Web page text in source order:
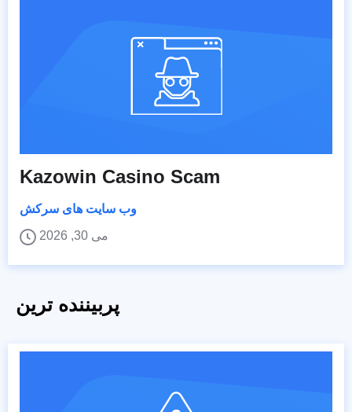
Kazowin Casino Scam
وب سایت های سرکش
می 30, 2026
پربیننده ترین